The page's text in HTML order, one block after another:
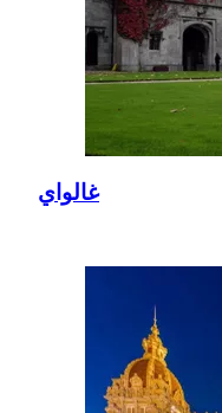
غالواي